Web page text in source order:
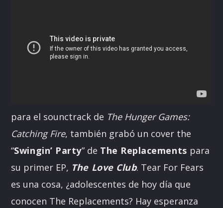
para el sounctrack de The Hunger Games:
Catching Fire, también grabó un cover the
“Swingin’ Party” de The Replacements para
su primer EP, The Love Club. Tear For Fears
es una cosa, ¿adolescentes de hoy día que
conocen The Replacements? Hay esperanza